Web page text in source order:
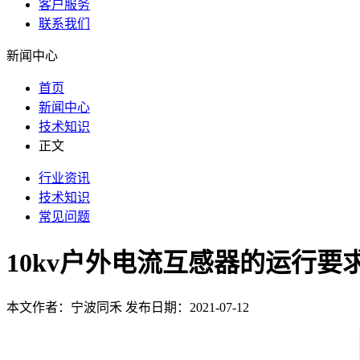
客户服务
联系我们
新闻中心
首页
新闻中心
技术知识
正文
行业资讯
技术知识
常见问题
10kv户外电流互感器的运行要
本文作者：宁波同禾 发布日期：2021-07-12